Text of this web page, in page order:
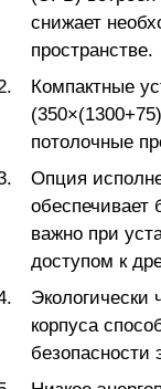
снижает
пространстве.
Компактные
потолочные
Опция
обеспечивает
важно при
доступом к
Экологически
корпуса
безопасности